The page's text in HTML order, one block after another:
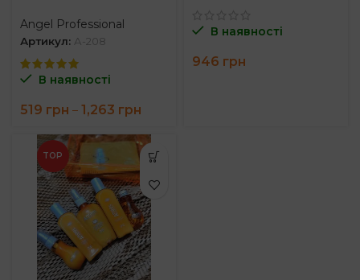
Angel Professional
Артикул: A-208
В наявності
519 грн – 1,263 грн
519 грн
through
1,263 грн
В наявності
946 грн
TOP